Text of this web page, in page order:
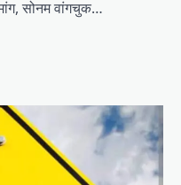
सोनम वांगचुक…